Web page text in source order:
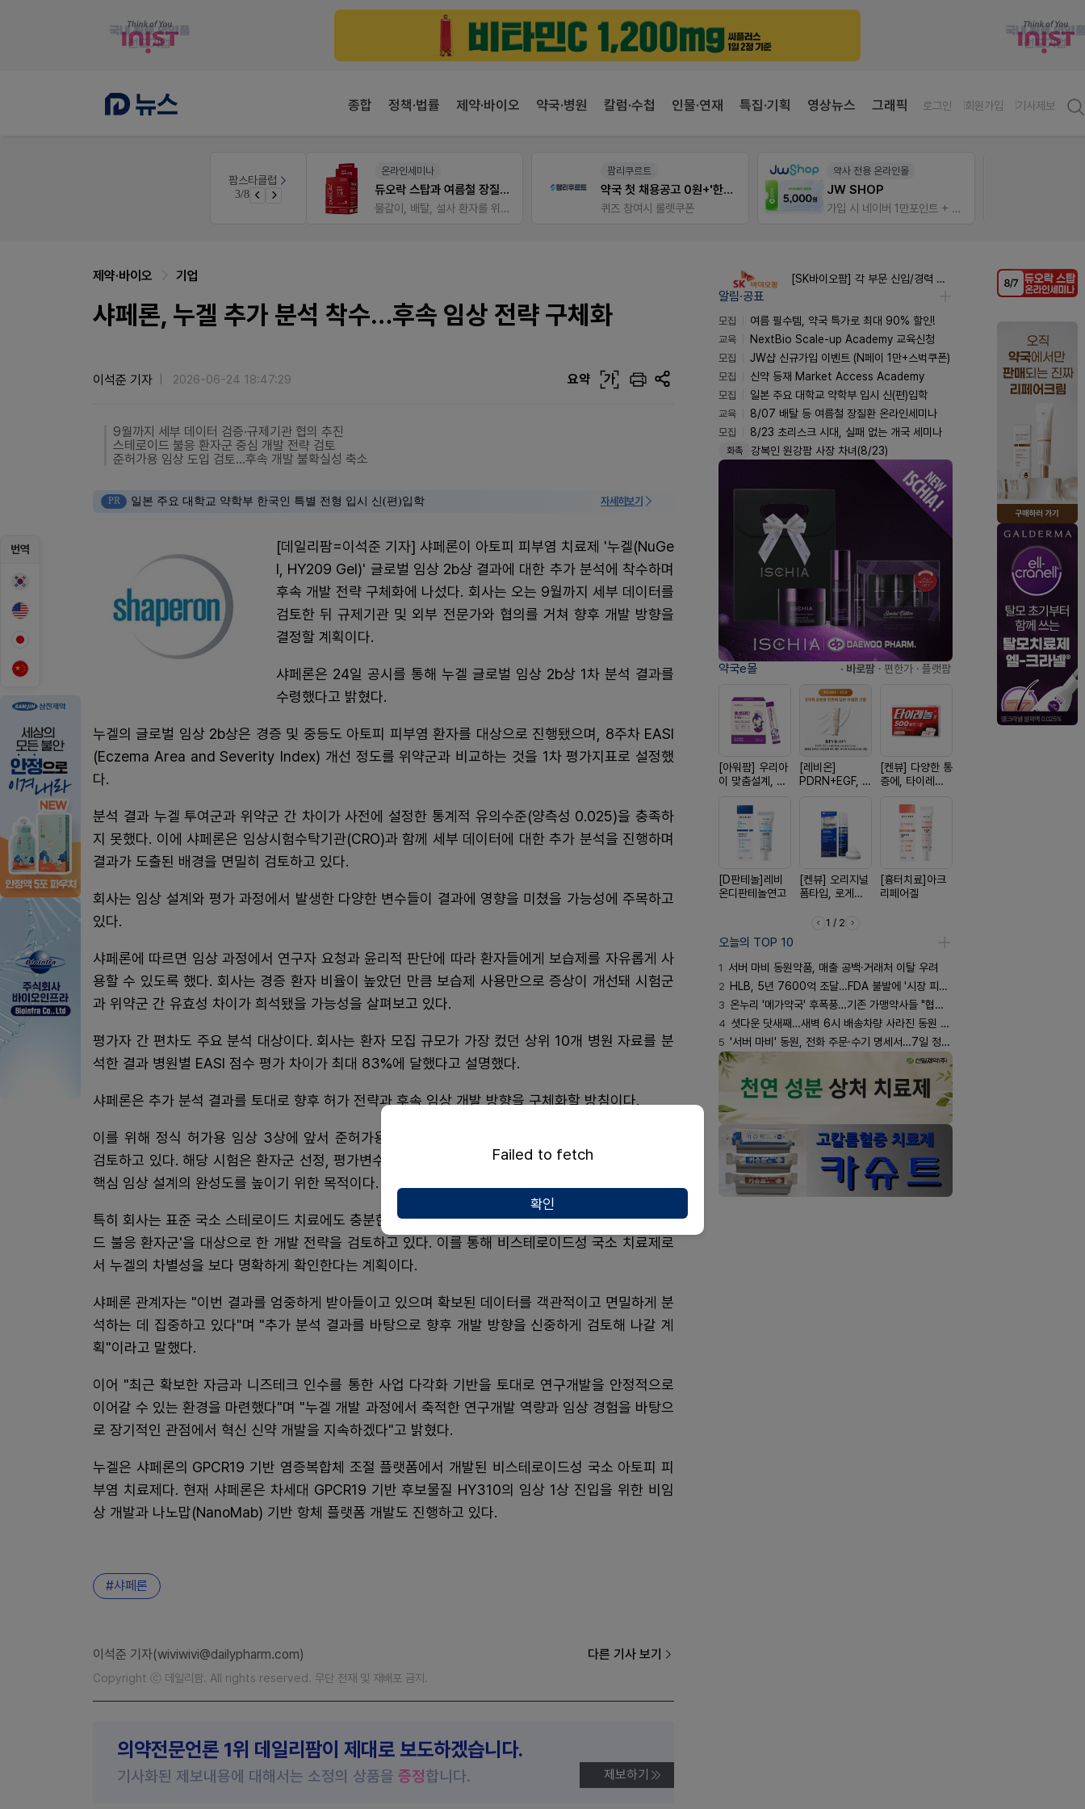
종합 정책·법률 제약·바이오 약국·병원 칼럼·수첩 인물·연재 특집·기획 영상뉴스 그래픽 로그인 회원가입 기사제보
팜스타클럽
3/8
약국 마케팅 성공사례
온라인세미나
듀오락 스탑과 여름철 장질환 대응법
물갈이, 배탈, 설사 환자를 위한 실전 상담&판매 전략
팜리쿠르트
약국 첫 채용공고 0원+'한번 더' 무료 연장
퀴즈 참여시 룰렛쿠폰
약사 전용 온라인몰
JW SHOP
가입 시 네이버 1만포인트 + 스벅쿠폰
번역
제약·바이오 기업
샤페론, 누겔 추가 분석 착수…후속 임상 전략 구체화
이석준 기자 2026-06-24 18:47:29 요약 가
9월까지 세부 데이터 검증·규제기관 협의 추진
스테로이드 불응 환자군 중심 개발 전략 검토
준허가용 임상 도입 검토…후속 개발 불확실성 축소
PR 일본 주요 대학교 약학부 한국인 특별 전형 입시 신(편)입학 자세히보기
[데일리팜=이석준 기자] 샤페론이 아토피 피부염 치료제 '누겔(NuGe
l, HY209 Gel)' 글로벌 임상 2b상 결과에 대한 추가 분석에 착수하며
후속 개발 전략 구체화에 나섰다. 회사는 오는 9월까지 세부 데이터를
검토한 뒤 규제기관 및 외부 전문가와 협의를 거쳐 향후 개발 방향을
결정할 계획이다.
샤페론은 24일 공시를 통해 누겔 글로벌 임상 2b상 1차 분석 결과를
수령했다고 밝혔다.
누겔의 글로벌 임상 2b상은 경증 및 중등도 아토피 피부염 환자를 대상으로 진행됐으며, 8주차 EASI
(Eczema Area and Severity Index) 개선 정도를 위약군과 비교하는 것을 1차 평가지표로 설정했
다.
분석 결과 누겔 투여군과 위약군 간 차이가 사전에 설정한 통계적 유의수준(양측성 0.025)을 충족하
지 못했다. 이에 샤페론은 임상시험수탁기관(CRO)과 함께 세부 데이터에 대한 추가 분석을 진행하며
결과가 도출된 배경을 면밀히 검토하고 있다.
회사는 임상 설계와 평가 과정에서 발생한 다양한 변수들이 결과에 영향을 미쳤을 가능성에 주목하고
있다.
샤페론에 따르면 임상 과정에서 연구자 요청과 윤리적 판단에 따라 환자들에게 보습제를 자유롭게 사
용할 수 있도록 했다. 회사는 경증 환자 비율이 높았던 만큼 보습제 사용만으로 증상이 개선돼 시험군
과 위약군 간 유효성 차이가 희석됐을 가능성을 살펴보고 있다.
평가자 간 편차도 주요 분석 대상이다. 회사는 환자 모집 규모가 가장 컸던 상위 10개 병원 자료를 분
석한 결과 병원별 EASI 점수 평가 차이가 최대 83%에 달했다고 설명했다.
샤페론은 추가 분석 결과를 토대로 향후 허가 전략과 후속 임상 개발 방향을 구체화할 방침이다.
이를 위해 정식 허가용 임상 3상에 앞서 준허가용 임상시험(Quasi-registrational study) 도입도
검토하고 있다. 해당 시험은 환자군 선정, 평가변수, 시험 기간, 통계적 가정 등을 사전에 검증해 후속
핵심 임상 설계의 완성도를 높이기 위한 목적이다.
특히 회사는 표준 국소 스테로이드 치료에도 충분한 효과를 보지 못하거나 재발이 반복되는 '스테로이
드 불응 환자군'을 대상으로 한 개발 전략을 검토하고 있다. 이를 통해 비스테로이드성 국소 치료제로
서 누겔의 차별성을 보다 명확하게 확인한다는 계획이다.
샤페론 관계자는 "이번 결과를 엄중하게 받아들이고 있으며 확보된 데이터를 객관적이고 면밀하게 분
석하는 데 집중하고 있다"며 "추가 분석 결과를 바탕으로 향후 개발 방향을 신중하게 검토해 나갈 계
획"이라고 말했다.
이어 "최근 확보한 자금과 니즈테크 인수를 통한 사업 다각화 기반을 토대로 연구개발을 안정적으로
이어갈 수 있는 환경을 마련했다"며 "누겔 개발 과정에서 축적한 연구개발 역량과 임상 경험을 바탕으
로 장기적인 관점에서 혁신 신약 개발을 지속하겠다"고 밝혔다.
누겔은 샤페론의 GPCR19 기반 염증복합체 조절 플랫폼에서 개발된 비스테로이드성 국소 아토피 피
부염 치료제다. 현재 샤페론은 차세대 GPCR19 기반 후보물질 HY310의 임상 1상 진입을 위한 비임
상 개발과 나노맙(NanoMab) 기반 항체 플랫폼 개발도 진행하고 있다.
샤페론
이석준 기자(wiviwivi@dailypharm.com) 다른 기사 보기
Copyright ⓒ 데일리팜. All rights reserved. 무단 전재 및 재배포 금지.
의약전문언론 1위 데일리팜이 제대로 보도하겠습니다.
기사화된 제보내용에 대해서는 소정의 상품을 증정합니다. 제보하기
[SK바이오팜] 각 부문 신입/경력 구성원 영입
알림·공표
모집
여름 필수템, 약국 특가로 최대 90% 할인!
교육
NextBio Scale-up Academy 교육신청
모집
JW샵 신규가입 이벤트 (N페이 1만+스벅쿠폰)
모집
신약 등재 Market Access Academy
모집
일본 주요 대학교 약학부 입시 신(편)입학
교육
8/07 배탈 등 여름철 장질환 온라인세미나
모집
8/23 초리스크 시대, 실패 없는 개국 세미나
화촉 강복인 원강팜 사장 차녀(8/23)
약국e몰 · 바로팜 · 편한가 · 플랫팜
[아워팜] 우리아
이 맞춤설계, 바
더베리맛
[레비온]
PDRN+EGF, 레
EGF 크림
[켄뷰] 다양한 통
증에, 타이레놀
[D판테놀]레비
온디판테놀연고
[켄뷰] 오리지널
폼타입, 로게인
60g
[흉터치료]아크
리페어겔
1 / 2
오늘의 TOP 10
1 서버 마비 동원약품, 매출 공백·거래처 이탈 우려
2 HLB, 5년 7600억 조달…FDA 불발에 '시장 피로감'
3 온누리 '메가약국' 후폭풍…기존 가맹약사들 "협의체 만들자"
4 셧다운 닷새째…새벽 6시 배송차량 사라진 동원 물류센터
5 '서버 마비' 동원, 전화 주문·수기 명세서…7일 정상화 되나
Failed to fetch
확인